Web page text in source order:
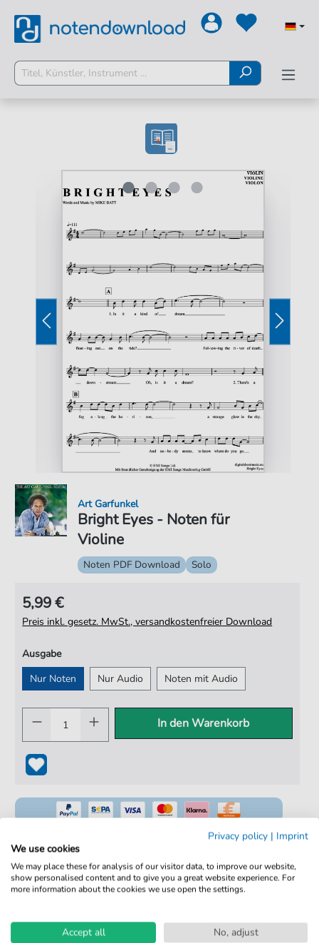
Bright Eyes - Noten für
Violine
Art Garfunkel
Noten PDF Download Solo
5,99 €
Preis inkl. gesetz. MwSt., versandkostenfreier Download
Ausgabe
Nur Noten
Nur Audio Noten mit Audio
In den Warenkorb
100% Legal & Lizenziert
Kein Abo. Fairer Einzelkauf.
Privacy policy | Imprint
We use cookies
We may place these for analysis of our visitor data, to improve our website,
show personalised content and to give you a great website experience. For
more information about the cookies we use open the settings.
Accept all
No, adjust